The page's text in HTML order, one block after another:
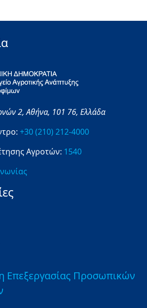
2,Αθήνα, 101 76, Ελλάδα
+30 (210) 212-4000
Αγροτών: 1540
Επεξεργασίας Προσωπικών